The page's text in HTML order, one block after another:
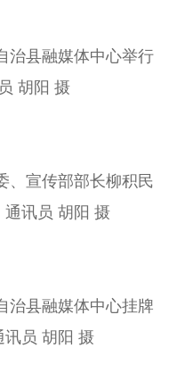
治县融媒体中心举行
胡阳 摄
、宣传部部长柳积民
通讯员 胡阳 摄
治县融媒体中心挂牌
讯员 胡阳 摄